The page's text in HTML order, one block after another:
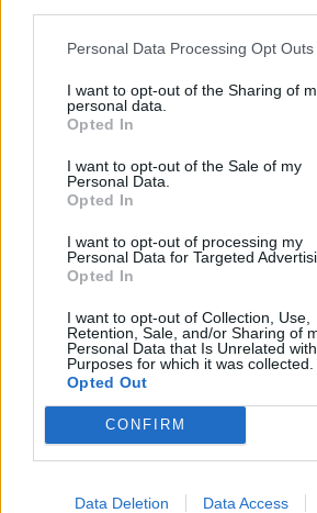
Personal Data Processing Opt Outs
I want to opt-out of the Sharing of
personal data.
Opted In
I want to opt-out of the Sale of my
Personal Data.
Opted In
I want to opt-out of processing my
Personal Data for Targeted
Opted In
I want to opt-out of Collection, Use,
Retention, Sale, and/or Sharing of
Personal Data that Is Unrelated
Purposes for which it was collected.
Opted Out
CONFIRM
Data Deletion Data Access
και μάθετε πρώτοιτα πιο hot
ειδήσεωντου E-Daily.gr
Ακολουθήστε το E-Radio.gr